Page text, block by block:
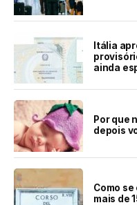
Itália
ainda
Por que
depois
Como
mais de